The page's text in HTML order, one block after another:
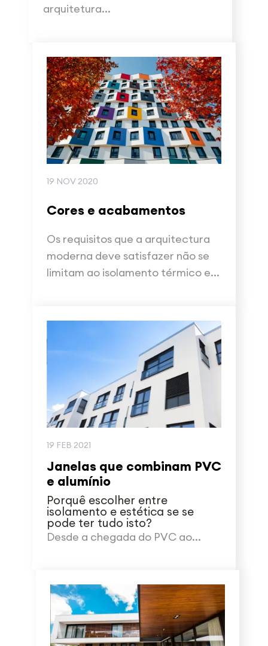
arquitetura...
19 NOV 2020
Cores e acabamentos
Os requisitos que a arquitectura
moderna deve satisfazer não se
limitam ao isolamento térmico e...
19 FEB 2021
Janelas que combinam PVC
e alumínio
Porquê escolher entre
isolamento e estética se se
pode ter tudo isto?
Desde a chegada do PVC ao...